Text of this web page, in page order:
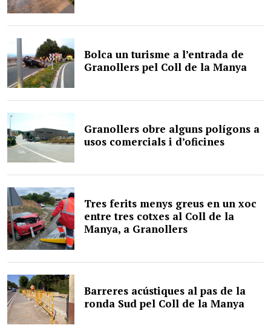
Bolca un turisme a l’entrada de
Granollers pel Coll de la Manya
Granollers obre alguns polígons a
usos comercials i d’oficines
Tres ferits menys greus en un xoc
entre tres cotxes al Coll de la
Manya, a Granollers
Barreres acústiques al pas de la
ronda Sud pel Coll de la Manya